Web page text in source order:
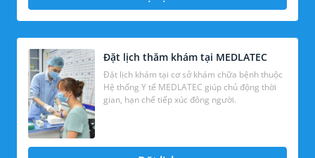
Đặt lịch thăm khám tại MEDLATEC
Đặt lịch khám tại cơ sở khám chữa bệnh thuộc
Hệ thống Y tế MEDLATEC giúp chủ động thời
gian, hạn chế tiếp xúc đông người.